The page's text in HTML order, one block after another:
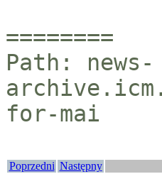
========
Path: news-
for-mai
Poprzedni Następny